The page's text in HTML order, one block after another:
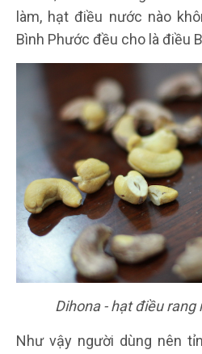
làm, hạt điều nước nào
Bình Phước đều cho là điều
Dihona - hạt điều rang
Như vậy người dùng nên